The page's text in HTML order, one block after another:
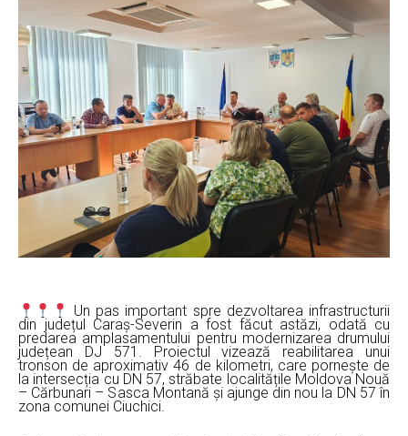
Un pas important spre dezvoltarea infrastructurii
din județul Caraș-Severin a fost făcut astăzi, odată cu
predarea amplasamentului pentru modernizarea drumului
județean DJ 571. Proiectul vizează reabilitarea unui
tronson de aproximativ 46 de kilometri, care pornește de
la intersecția cu DN 57, străbate localitățile Moldova Nouă
– Cărbunari – Sasca Montană și ajunge din nou la DN 57 în
zona comunei Ciuchici.